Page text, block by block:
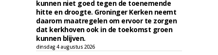
kunnen niet goed tegen de toenemende
hitte en droogte. Groninger Kerken neemt
daarom maatregelen om ervoor te zorgen
dat kerkhoven ook in de toekomst groen
kunnen blijven.
dinsdag 4 augustus 2026